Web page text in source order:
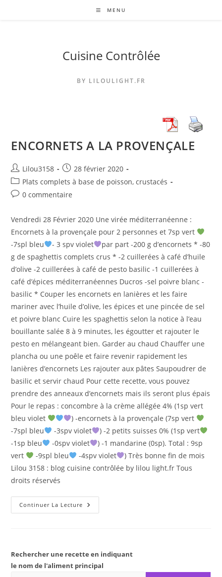
MENU
Cuisine Contrôlée
BY LILOULIGHT.FR
ENCORNETS A LA PROVENÇALE
Auteur/autrice
de
la
publication :
Lilou3158
Publication
publiée :
28 février 2020
Post
category:
Plats complets à base de poisson, crustacés
Commentaires
la
publication :
0 commentaire
Vendredi 28 Février 2020 Une virée méditerranéenne :
Encornets à la provençale pour 2 personnes et 7sp vert
-7spl bleu
- 3 spv violet
par part -200 g d’encornets * -80
g de spaghettis complets crus * -2 cuillerées à café d’huile
d’olive -2 cuillerées à café de pesto basilic -1 cuillerées à
café d’épices méditerranéennes Ducros -sel poivre blanc -
basilic * Couper les encornets en lanières et les faire
mariner avec l’huile d’olive, les épices et une pincée de sel
et poivre blanc Cuire les spaghettis selon la notice à l’eau
bouillante salée 8 à 9 minutes, les égoutter et rajouter le
pesto en mélangeant bien. Garder au chaud Chauffer une
plancha ou une poêle et faire revenir rapidement les
lanières d’encornets Les rajouter aux pâtes Saupoudrer de
basilic et servir chaud Pour cette recette, vous pouvez
prendre des anneaux d’encornets mais ils seront plus épais
Pour le repas : concombre à la crème allégée 4% (1sp vert
bleu violet
) -encornets à la provençale (7sp vert
-7spl bleu
-3spv violet
) -2 petits suisses 0% (1sp vert
-1sp bleu
-0spv violet
) -1 mandarine (0sp). Total : 9sp
vert
-9spl bleu -4spv violet
) Très bonne fin de mois
Lilou 3158 : blog cuisine contrôlée by lilou light.fr Tous
droits réservés
Continuer La Lecture ENCORNETS
A
Rechercher une recette en indiquant
le nom de l'aliment principal